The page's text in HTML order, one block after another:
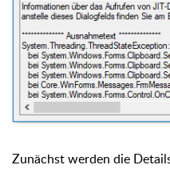
Zunächst werden die